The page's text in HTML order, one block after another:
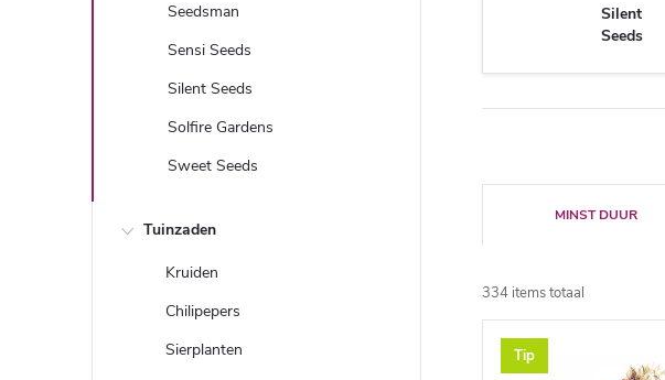
Seedsman
Sensi Seeds
Silent Seeds
Solfire Gardens
Sweet Seeds
Tuinzaden
Kruiden
Chilipepers
Sierplanten
Silent
Seeds
r
o
MINST DUUR
334 items totaal
L Tip